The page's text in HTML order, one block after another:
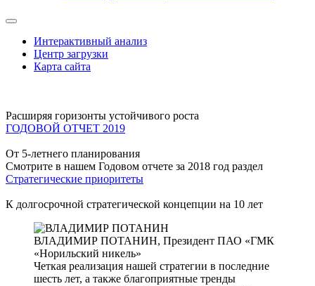
Интерактивный анализ
Центр загрузки
Карта сайта
Расширяя горизонты устойчивого роста
ГОДОВОЙ ОТЧЕТ 2019
От 5-летнего планирования
Смотрите в нашем Годовом отчете за 2018 год раздел
Стратегические приоритеты
К долгосрочной стратегической концепции на 10 лет
ВЛАДИМИР ПОТАНИН, Президент ПАО «ГМК
«Норильский никель»
Четкая реализация нашей стратегии в последние
шесть лет, а также благоприятные тренды